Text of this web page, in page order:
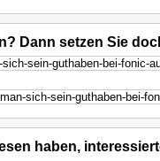
Dann setzen Sie
haben,